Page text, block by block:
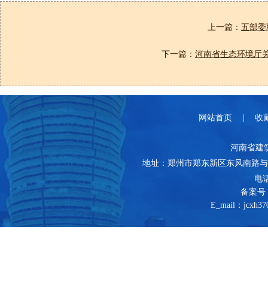
上一篇： 五部
下一篇： 河南省生态环境厅